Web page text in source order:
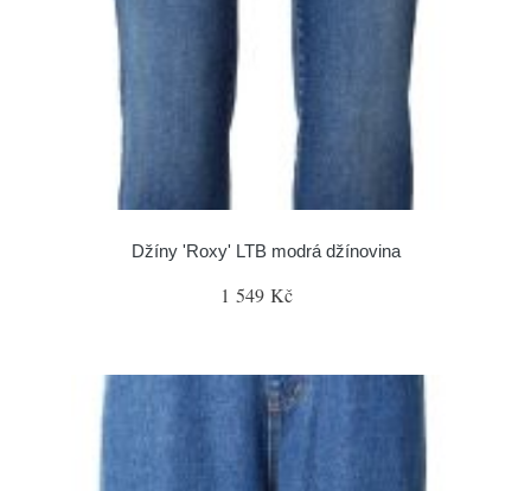
Džíny 'Roxy' LTB modrá džínovina
1 549 Kč